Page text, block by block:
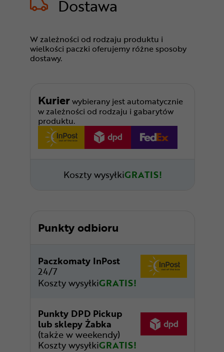
Dostawa
W zależności od rodzaju produktu i
wielkości paczki oferujemy różne sposoby
dostawy.
Kurierwybierany jest automatycznie
w zależności od rodzaju i gabarytów
produktu.
Koszty wysyłkiGRATIS!
Punkty odbioru
Paczkomaty InPost
24/7
Koszty wysyłkiGRATIS!
Punkty DPD Pickup
lub sklepy Żabka
(także w weekendy)
Koszty wysyłkiGRATIS!